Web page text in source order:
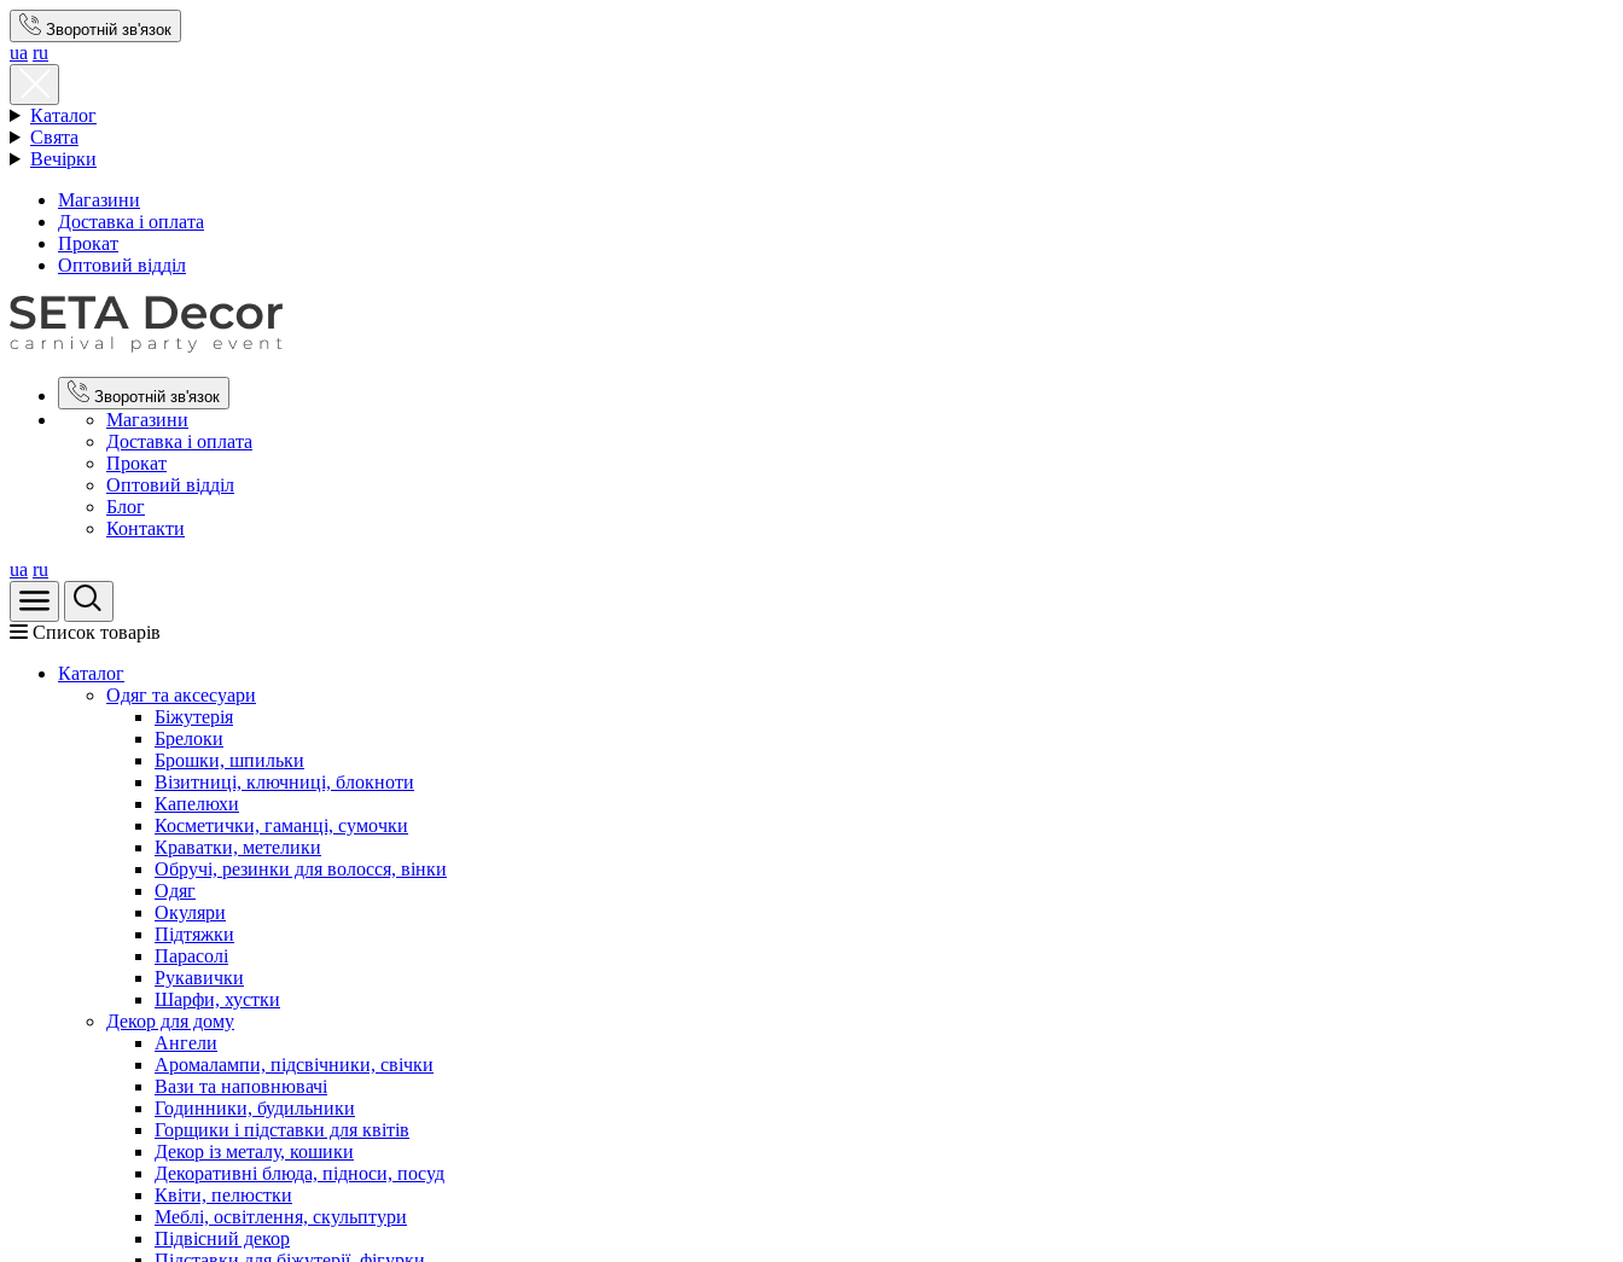
Зворотній зв'язок
ua ru
Каталог
Свята
Вечірки
Магазини
Доставка і оплата
Прокат
Оптовий відділ
Зворотній зв'язок
Магазини
Доставка і оплата
Прокат
Оптовий відділ
Блог
Контакти
ua ru
Список товарів
Каталог
Oдяг та аксесуари
Біжутерія
Брелоки
Брошки, шпильки
Візитниці, ключниці, блокноти
Капелюхи
Косметички, гаманці, сумочки
Краватки, метелики
Обручі, резинки для волосся, вінки
Одяг
Окуляри
Підтяжки
Парасолі
Рукавички
Шарфи, хустки
Декор для дому
Ангели
Аромалампи, підсвічники, свічки
Вази та наповнювачі
Годинники, будильники
Горщики і підставки для квітів
Декор із металу, кошики
Декоративні блюда, підноси, посуд
Квіти, пелюстки
Меблі, освітлення, скульптури
Підвісний декор